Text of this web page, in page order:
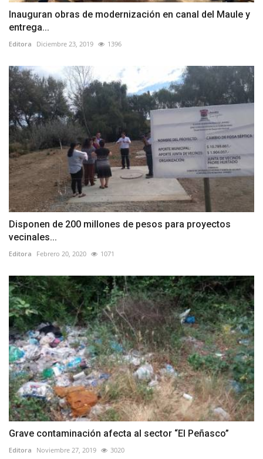
Inauguran obras de modernización en canal del Maule y
entrega...
Editora Diciembre 23, 2019 1396
Disponen de 200 millones de pesos para proyectos
vecinales...
Editora Febrero 20, 2020 1071
Grave contaminación afecta al sector “El Peñasco”
Editora Noviembre 27, 2019 3020